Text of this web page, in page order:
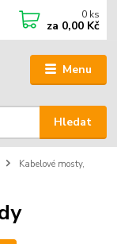
Menu
Hledat
0 ks
za 0,00 Kč
Kabelové mosty,